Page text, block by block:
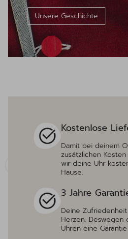
Unsere Geschichte
Kostenlose
Damit bei deinem
zusätzlichen
wir deine Uhr
Hause.
3 Jahre
Deine
Herzen.
Uhren eine